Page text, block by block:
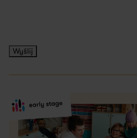
Wyślij